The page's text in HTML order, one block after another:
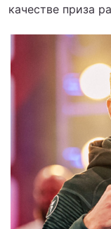
качестве приза